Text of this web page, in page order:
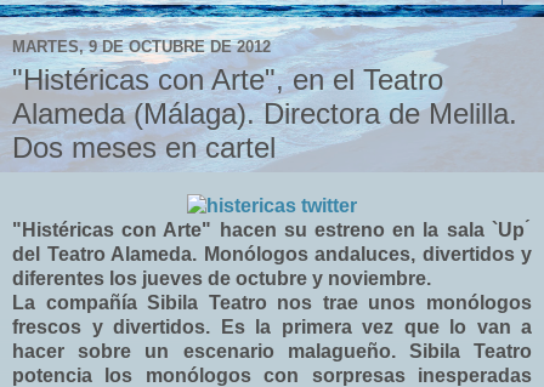
MARTES, 9 DE OCTUBRE DE 2012
"Histéricas con Arte", en el Teatro
Alameda (Málaga). Directora de Melilla.
Dos meses en cartel
"Histéricas con Arte" hacen su estreno en la sala `Up ́
del Teatro Alameda. Monólogos andaluces, divertidos y
diferentes los jueves de octubre y noviembre.
La compañía Sibila Teatro nos trae unos monólogos
frescos y divertidos. Es la primera vez que lo van a
hacer sobre un escenario malagueño. Sibila Teatro
potencia los monólogos con sorpresas inesperadas